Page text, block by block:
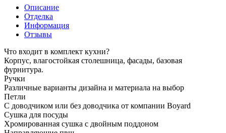
Описание
Отделка
Информация
Отзывы
Что входит в комплект кухни?
Корпус, влагостойкая столешница, фасады, базовая
фурнитура.
Ручки
Различные варианты дизайна и материала на выбор
Петли
С доводчиком или без доводчика от компании Boyard
Сушка для посуды
Хромированная сушка с двойным поддоном